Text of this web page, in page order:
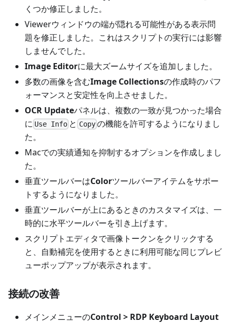
くつか修正しました。
Viewerウィンドウの端が隠れる可能性がある表示問
題を修正しました。これはスクリプトの実行には影響
しませんでした。
Image Editorに最大ズームサイズを追加しました。
多数の画像を含むImage Collectionsの作成時のパフ
ォーマンスと安定性を向上させました。
OCR Updateパネルは、複数の一致が見つかった場合
に Use Info と Copyの機能を許可するようになりまし
た。
Macでの実績通知を抑制するオプションを作成しまし
た。
垂直ツールバーはColorツールバーアイテムをサポー
トするようになりました。
垂直ツールバーが上にあるときのカスタマイズは、一
時的に水平ツールバーを引き上げます。
スクリプトエディタで画像トークンをクリックする
と、自動補完を使用するときに利用可能な同じプレビ
ューポップアップが表示されます。
接続の改善
メインメニューのControl > RDP Keyboard Layout